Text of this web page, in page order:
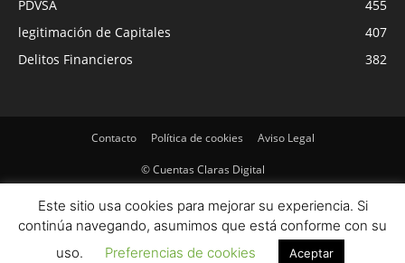
PDVSA
455
legitimación de Capitales
407
Delitos Financieros
382
Contacto Política de cookies Aviso Legal
© Cuentas Claras Digital
Este sitio usa cookies para mejorar su experiencia. Si
continúa navegando, asumimos que está conforme con su
uso.
Preferencias de cookies Aceptar